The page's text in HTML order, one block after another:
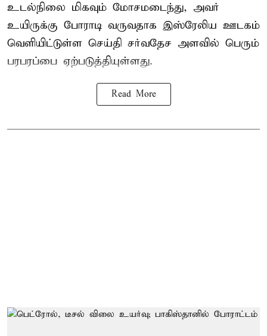
உடல்நிலை மிகவும் மோசமடைந்து, அவர்
உயிருக்கு போராடி வருவதாக இஸ்ரேலிய ஊடகம்
வெளியிட்டுள்ள செய்தி சர்வதேச அளவில் பெரும்
பரபரப்பை ஏற்படுத்தியுள்ளது.
Read More